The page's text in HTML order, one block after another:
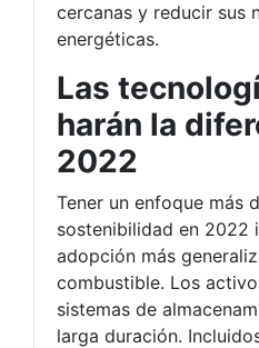
cercanas y reducir sus
energéticas.
Las
harán la
2022
Tener un enfoque más
sostenibilidad en 2022
adopción más
combustible. Los
sistemas de
larga duración.